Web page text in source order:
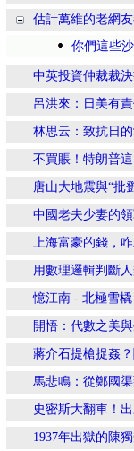
估計萬維的老網
你們這些
中英投資仲裁裁
呂洪來：日美有
林思云：致抗日
不買賬！特朗普
唐山大地震與“批
中國老夫少妻的
上海富豪的錢，
用數理邏輯判斷
憶江南 - 北極雪橇
開悟：代數之美
蔣介石提槍捉姦
馬悲鳴：從鄭國
史密斯大翻車！
1937年出獄的陳